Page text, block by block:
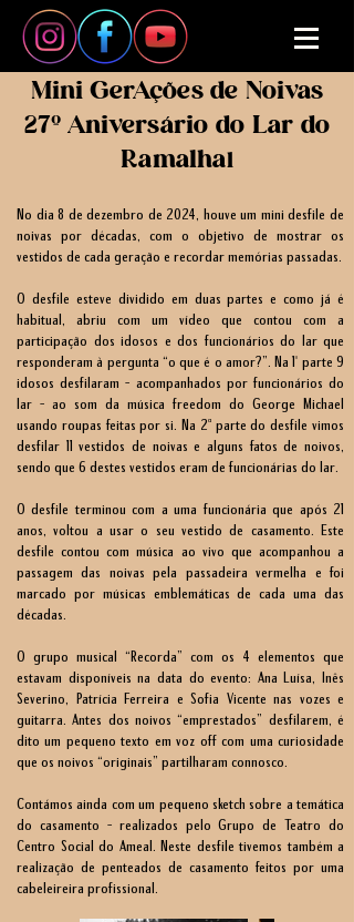
Mini GerAções de Noivas
27º Aniversário do Lar do
Ramalhal
No dia 8 de dezembro de 2024, houve um mini desfile de
noivas por décadas, com o objetivo de mostrar os
vestidos de cada geração e recordar memórias passadas.
O desfile esteve dividido em duas partes e como já é
habitual, abriu com um vídeo que contou com a
participação dos idosos e dos funcionários do lar que
responderam à pergunta “o que é o amor?”. Na 1º parte 9
idosos desfilaram – acompanhados por funcionários do
lar – ao som da música freedom do George Michael
usando roupas feitas por si. Na 2ª parte do desfile vimos
desfilar 11 vestidos de noivas e alguns fatos de noivos,
sendo que 6 destes vestidos eram de funcionárias do lar.
O desfile terminou com a uma funcionária que após 21
anos, voltou a usar o seu vestido de casamento. Este
desfile contou com música ao vivo que acompanhou a
passagem das noivas pela passadeira vermelha e foi
marcado por músicas emblemáticas de cada uma das
décadas.
O grupo musical “Recorda” com os 4 elementos que
estavam disponíveis na data do evento: Ana Luísa, Inês
Severino, Patrícia Ferreira e Sofia Vicente nas vozes e
guitarra. Antes dos noivos “emprestados” desfilarem, é
dito um pequeno texto em voz off com uma curiosidade
que os noivos “originais” partilharam connosco.
Contámos ainda com um pequeno sketch sobre a temática
do casamento – realizados pelo Grupo de Teatro do
Centro Social do Ameal. Neste desfile tivemos também a
realização de penteados de casamento feitos por uma
cabeleireira profissional.